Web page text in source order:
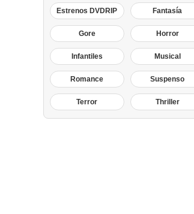
Estrenos DVDRIP Fantasía
Gore Horror
Infantiles Musical
Romance Suspenso
Terror Thriller